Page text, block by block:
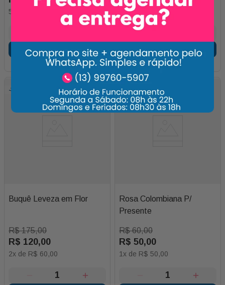
5
Adicionar
x de ,00
Adicionar
-31%
Buquê Leveza em Flor
R$ 175,00
R$ 120,00
2x de R$ 60,00
-17%
Rosa Colombiana P/
Presente
R$ 60,00
R$ 50,00
1x de R$ 50,00